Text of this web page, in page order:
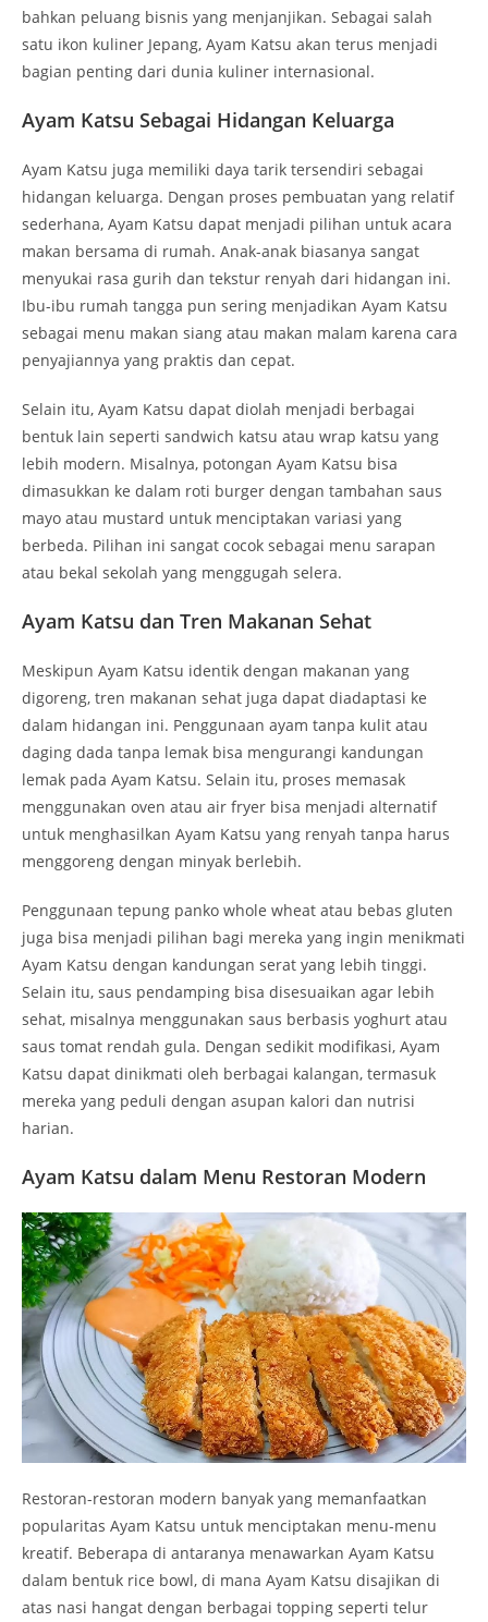
bahkan peluang bisnis yang menjanjikan. Sebagai salah
satu ikon kuliner Jepang, Ayam Katsu akan terus menjadi
bagian penting dari dunia kuliner internasional.
Ayam Katsu Sebagai Hidangan Keluarga
Ayam Katsu juga memiliki daya tarik tersendiri sebagai
hidangan keluarga. Dengan proses pembuatan yang relatif
sederhana, Ayam Katsu dapat menjadi pilihan untuk acara
makan bersama di rumah. Anak-anak biasanya sangat
menyukai rasa gurih dan tekstur renyah dari hidangan ini.
Ibu-ibu rumah tangga pun sering menjadikan Ayam Katsu
sebagai menu makan siang atau makan malam karena cara
penyajiannya yang praktis dan cepat.
Selain itu, Ayam Katsu dapat diolah menjadi berbagai
bentuk lain seperti sandwich katsu atau wrap katsu yang
lebih modern. Misalnya, potongan Ayam Katsu bisa
dimasukkan ke dalam roti burger dengan tambahan saus
mayo atau mustard untuk menciptakan variasi yang
berbeda. Pilihan ini sangat cocok sebagai menu sarapan
atau bekal sekolah yang menggugah selera.
Ayam Katsu dan Tren Makanan Sehat
Meskipun Ayam Katsu identik dengan makanan yang
digoreng, tren makanan sehat juga dapat diadaptasi ke
dalam hidangan ini. Penggunaan ayam tanpa kulit atau
daging dada tanpa lemak bisa mengurangi kandungan
lemak pada Ayam Katsu. Selain itu, proses memasak
menggunakan oven atau air fryer bisa menjadi alternatif
untuk menghasilkan Ayam Katsu yang renyah tanpa harus
menggoreng dengan minyak berlebih.
Penggunaan tepung panko whole wheat atau bebas gluten
juga bisa menjadi pilihan bagi mereka yang ingin menikmati
Ayam Katsu dengan kandungan serat yang lebih tinggi.
Selain itu, saus pendamping bisa disesuaikan agar lebih
sehat, misalnya menggunakan saus berbasis yoghurt atau
saus tomat rendah gula. Dengan sedikit modifikasi, Ayam
Katsu dapat dinikmati oleh berbagai kalangan, termasuk
mereka yang peduli dengan asupan kalori dan nutrisi
harian.
Ayam Katsu dalam Menu Restoran Modern
Restoran-restoran modern banyak yang memanfaatkan
popularitas Ayam Katsu untuk menciptakan menu-menu
kreatif. Beberapa di antaranya menawarkan Ayam Katsu
dalam bentuk rice bowl, di mana Ayam Katsu disajikan di
atas nasi hangat dengan berbagai topping seperti telur